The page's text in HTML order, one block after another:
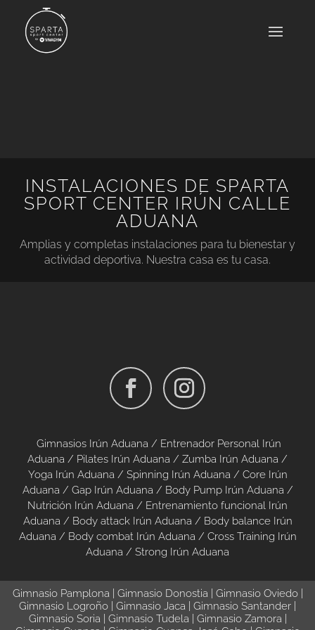
INSTALACIONES DE SPARTA
SPORT CENTER IRÚN CALLE
ADUANA
Amplias y completas instalaciones para tu bienestar y
actividad deportiva. Nuestra casa es tu casa.
Gimnasios Irún Aduana / Entrenador Personal Irún
Aduana / Pilates Irún Aduana / Zumba Irún Aduana /
Yoga Irún Aduana/ Spinning Irún Aduana/ Core Irún
Aduana/ Gap Irún Aduana/ Body Pump Irún Aduana/
Nutrición Irún Aduana / Entrenamiento funcional Irún
Aduana/ Body attack Irún Aduana/ Body balance Irún
Aduana/ Body combat Irún Aduana/ Cross Training Irún
Aduana / Strong Irún Aduana
Gimnasio Pamplona| Gimnasio Donostia| Gimnasio Oviedo|
Gimnasio Logroño
Gimnasio Jaca Gimnasio Santander
Gimnasio Soria| Gimnasio Tudela| Gimnasio Zamora|